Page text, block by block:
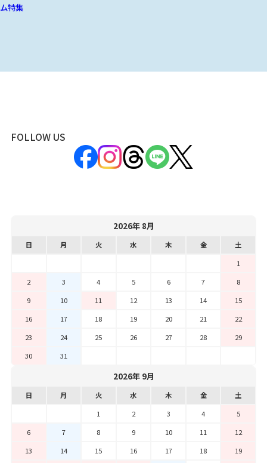
ム特集
FOLLOW US
2026年 8月
日 月 火 水 木 金
土
1
2
3 4 5 6 7
8
9
10 11 12 13 14
15
16
17 18 19 20 21
22
23
24 25 26 27 28
29
30
31
2026年 9月
日 月 火 水 木 金
土
1
2 3 4
5
6
7 8 9 10 11
12
13
14 15 16 17 18
19